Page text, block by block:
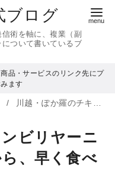
ブログ
術を軸に、複業（副
ついて書いているブ
品・サービスのリンク先にプ
ます
川越・ぽか羅のチキンビリヤーニやカレーが絶品だから、早く食べに行こうぜ
ビリヤーニ
、早く食べ